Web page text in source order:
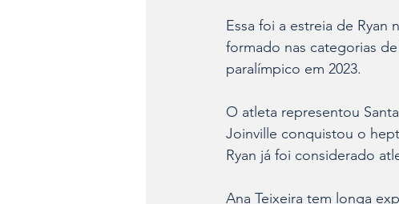
Essa foi a estreia de Ryan
formado nas categorias
paralímpico em 2023.
O atleta representou
Joinville conquistou o
Ryan já foi considerado
Ana Teixeira tem longa